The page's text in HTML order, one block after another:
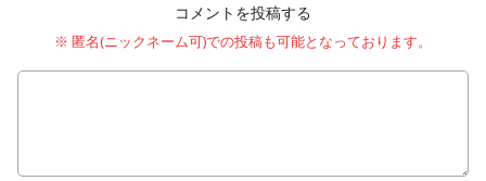
コメントを投稿する
※ 匿名(ニックネーム可)での投稿も可能となっております。